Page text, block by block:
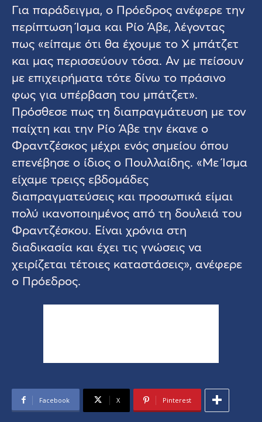
Για παράδειγμα, ο Πρόεδρος ανέφερε την
περίπτωση Ίσμα και Ρίο Άβε, λέγοντας
πως «είπαμε ότι θα έχουμε το Χ μπάτζετ
και μας περισσεύουν τόσα. Αν με πείσουν
με επιχειρήματα τότε δίνω το πράσινο
φως για υπέρβαση του μπάτζετ».
Πρόσθεσε πως τη διαπραγμάτευση με τον
παίχτη και την Ρίο Άβε την έκανε ο
Φραντζέσκος μέχρι ενός σημείου όπου
επενέβησε ο ίδιος ο Πουλλαίδης. «Με Ίσμα
είχαμε τρειςς εβδομάδες
διαπραγματεύσεις και προσωπικά είμαι
πολύ ικανοποιημένος από τη δουλειά του
Φραντζέσκου. Είναι χρόνια στη
διαδικασία και έχει τις γνώσεις να
χειρίζεται τέτοιες καταστάσεις», ανέφερε
ο Πρόεδρος.
Facebook X Pinterest